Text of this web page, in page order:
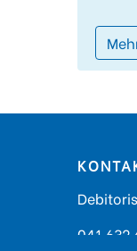
041 632